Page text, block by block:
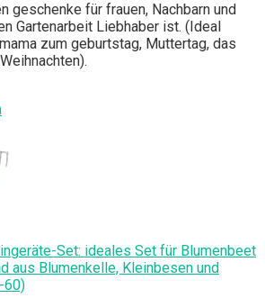
geschenke für frauen, Nachbarn und
Gartenarbeit Liebhaber ist. (Ideal
zum geburtstag, Muttertag, das
Set: ideales Set für Blumenbeet
aus Blumenkelle, Kleinbesen und
60)